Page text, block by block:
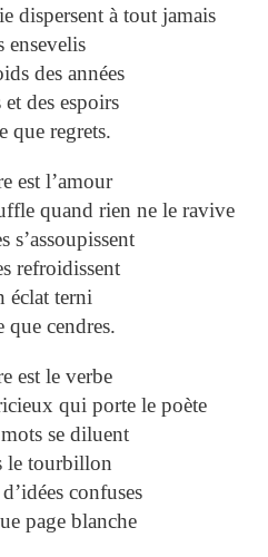
dispersent à tout jamais
ensevelis
des années
et des espoirs
que regrets.
est l’amour
quand rien ne le ravive
s’assoupissent
refroidissent
éclat terni
que cendres.
est le verbe
qui porte le poète
se diluent
le tourbillon
confuses
page blanche